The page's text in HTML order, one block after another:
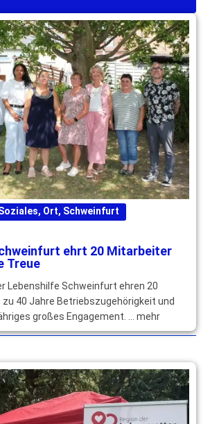
, Ort, Schweinfurt
ehrt 20 Mitarbeiter
Treue
Lebenshilfe Schweinfurt ehren 20
40 Jahre Betriebszugehörigkeit und
großes Engagement. … mehr